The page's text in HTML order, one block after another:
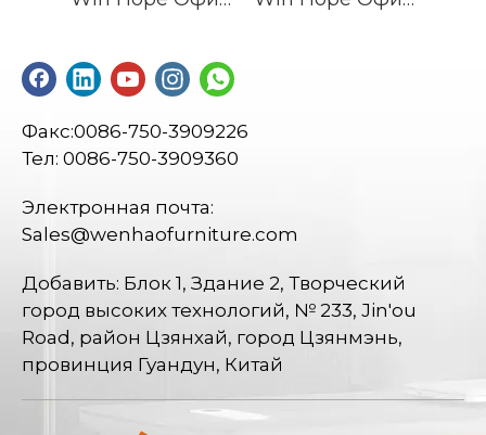
Факс:0086-750-3909226
Тел: 0086-750-3909360
Электронная почта:
Sales@wenhaofurniture.com
Добавить: Блок 1, Здание 2, Творческий
город высоких технологий, № 233, Jin'ou
Road, район Цзянхай, город Цзянмэнь,
провинция Гуандун, Китай